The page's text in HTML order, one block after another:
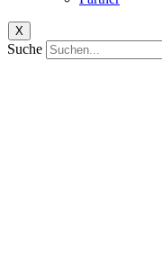
X
Suche